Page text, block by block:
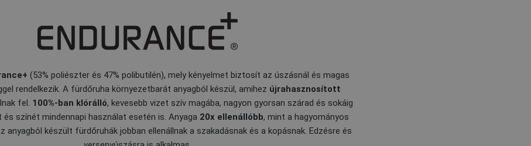
(53% poliészter és 47% polibutilén), mely kényelmet biztosít az úszásnál és magas
rendelkezik. A fürdőruha környezetbarát anyagból készül, amihez újrahasznosított
fel. 100%-ban klórálló, kevesebb vizet szív magába, nagyon gyorsan szárad és sokáig
színét mindennapi használat esetén is. Anyaga 20x ellenállóbb, mint a hagyományos
anyagból készült fürdőruhák jobban ellenállnak a szakadásnak és a kopásnak. Edzésre és